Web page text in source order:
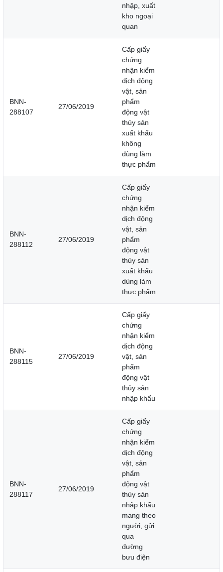
nhập, xuất
kho ngoại
quan
BNN-
288107
27/06/2019
Cấp giấy
chứng
nhận kiểm
dịch động
vật, sản
phẩm
động vật
thủy sản
xuất khẩu
không
dùng làm
thực phẩm
BNN-
288112
27/06/2019
Cấp giấy
chứng
nhận kiểm
dịch động
vật, sản
phẩm
động vật
thủy sản
xuất khẩu
dùng làm
thực phẩm
BNN-
288115
27/06/2019
Cấp giấy
chứng
nhận kiểm
dịch động
vật, sản
phẩm
động vật
thủy sản
nhập khẩu
BNN-
288117
27/06/2019
Cấp giấy
chứng
nhận kiểm
dịch động
vật, sản
phẩm
động vật
thủy sản
nhập khẩu
mang theo
người, gửi
qua
đường
bưu điện